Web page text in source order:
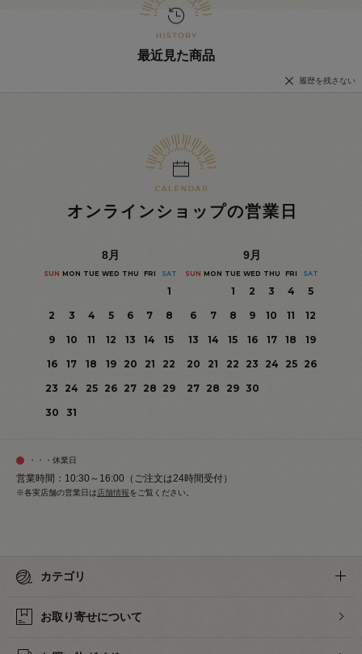
最近見た商品
履歴を残さない
オンラインショップの営業日
8月
SUN MON TUE WED THU FRI SAT
1
2
3 4 5 6 7
8
9
10 11 12 13 14
15
16
17 18 19 20 21
22
23
24 25 26 27 28 29
30
31
9月
SUN MON TUE WED THU FRI SAT
1 2 3 4
5
6
7 8 9 10 11
12
13
14 15 16 17 18
19
20
21 22 23 24 25
26
27 28 29 30
・・・休業日
営業時間：10:30～16:00（ご注文は24時間受付）
※各実店舗の営業日は 店舗情報をご覧ください。
カテゴリ
お取り寄せについて